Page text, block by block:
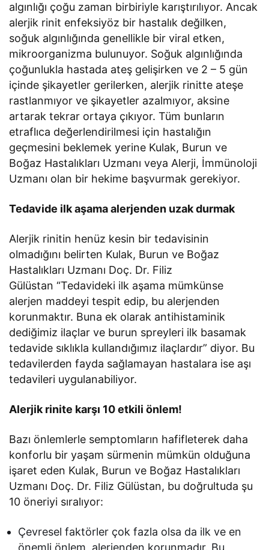
algınlığı çoğu zaman birbiriyle karıştırılıyor. Ancak
alerjik rinit enfeksiyöz bir hastalık değilken,
soğuk algınlığında genellikle bir viral etken,
mikroorganizma bulunuyor. Soğuk algınlığında
çoğunlukla hastada ateş gelişirken ve 2 – 5 gün
içinde şikayetler gerilerken, alerjik rinitte ateşe
rastlanmıyor ve şikayetler azalmıyor, aksine
artarak tekrar ortaya çıkıyor. Tüm bunların
etraflıca değerlendirilmesi için hastalığın
geçmesini beklemek yerine Kulak, Burun ve
Boğaz Hastalıkları Uzmanı veya Alerji, İmmünoloji
Uzmanı olan bir hekime başvurmak gerekiyor.
Tedavide ilk aşama alerjenden uzak durmak
Alerjik rinitin henüz kesin bir tedavisinin
olmadığını belirten Kulak, Burun ve Boğaz
Hastalıkları Uzmanı Doç. Dr. Filiz
Gülüstan “Tedavideki ilk aşama mümkünse
alerjen maddeyi tespit edip, bu alerjenden
korunmaktır. Buna ek olarak antihistaminik
dediğimiz ilaçlar ve burun spreyleri ilk basamak
tedavide sıklıkla kullandığımız ilaçlardır” diyor. Bu
tedavilerden fayda sağlamayan hastalara ise aşı
tedavileri uygulanabiliyor.
Alerjik rinite karşı 10 etkili önlem!
Bazı önlemlerle semptomların hafifleterek daha
konforlu bir yaşam sürmenin mümkün olduğuna
işaret eden Kulak, Burun ve Boğaz Hastalıkları
Uzmanı Doç. Dr. Filiz Gülüstan, bu doğrultuda şu
10 öneriyi sıralıyor:
Çevresel faktörler çok fazla olsa da ilk ve en
önemli önlem, alerjenden korunmadır. Bu